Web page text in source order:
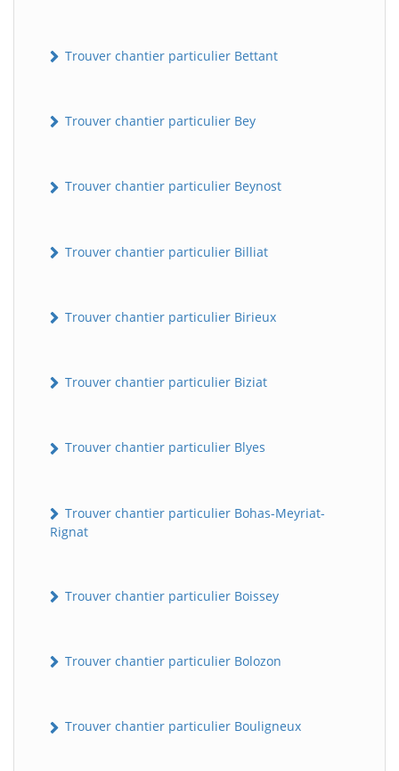
Trouver chantier particulier Bettant
Trouver chantier particulier Bey
Trouver chantier particulier Beynost
Trouver chantier particulier Billiat
Trouver chantier particulier Birieux
Trouver chantier particulier Biziat
Trouver chantier particulier Blyes
Trouver chantier particulier Bohas-Meyriat-
Rignat
Trouver chantier particulier Boissey
Trouver chantier particulier Bolozon
Trouver chantier particulier Bouligneux